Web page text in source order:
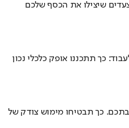
שיצילו את הכסף שלכם
כך תתכננו אופק כלכלי נכון
כך תבטיחו מימוש צודק של